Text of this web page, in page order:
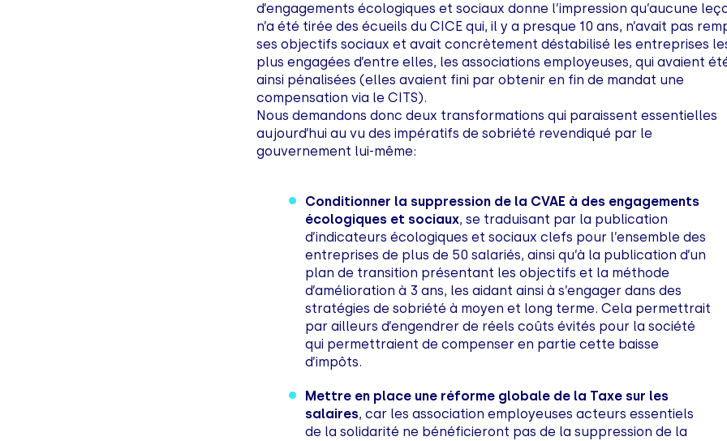
d’engagements écologiques et sociaux donne l’impression qu’aucune
n’a été tirée des écueils du CICE qui, il y a presque 10 ans, n’avait pas
ses objectifs sociaux et avait concrètement déstabilisé les entreprises
plus engagées d’entre elles, les associations employeuses, qui avaient
ainsi pénalisées (elles avaient fini par obtenir en fin de mandat une
compensation via le CITS).
Nous demandons donc deux transformations qui paraissent essentielles
aujourd’hui au vu des impératifs de sobriété revendiqué par le
gouvernement lui-même:
Conditionner la suppression de la CVAE à des engagements
écologiques et sociaux, se traduisant par la publication
d’indicateurs écologiques et sociaux clefs pour l’ensemble des
entreprises de plus de 50 salariés, ainsi qu’à la publication d’un
plan de transition présentant les objectifs et la méthode
d’amélioration à 3 ans, les aidant ainsi à s’engager dans des
stratégies de sobriété à moyen et long terme. Cela permettrait
par ailleurs d’engendrer de réels coûts évités pour la société
qui permettraient de compenser en partie cette baisse
d’impôts.
Mettre en place une réforme globale de la Taxe sur les
salaires, car les association employeuses acteurs essentiels
de la solidarité ne bénéficieront pas de la suppression de la